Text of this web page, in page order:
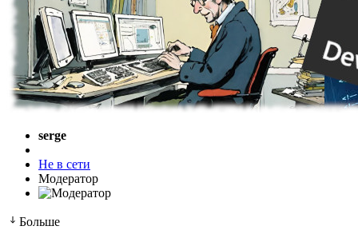
serge
Не в сети
Модератор
Больше